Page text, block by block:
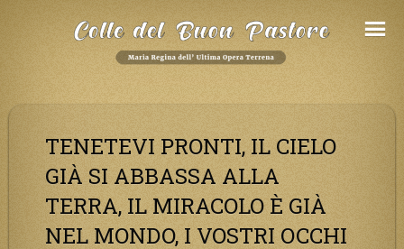
TENETEVI PRONTI, IL CIELO
GIÀ SI ABBASSA ALLA
TERRA, IL MIRACOLO È GIÀ
NEL MONDO, I VOSTRI OCCHI